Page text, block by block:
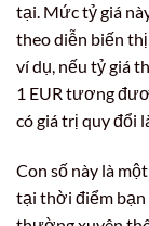
tại. Mức tỷ giá
theo diễn biến
ví dụ, nếu tỷ giá
1 EUR tương
có giá trị quy đổi
Con số này là
tại thời điểm bạn